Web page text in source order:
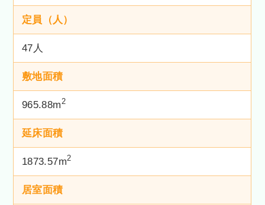
定員（人）
47人
敷地面積
965.88m2
延床面積
1873.57m2
居室面積